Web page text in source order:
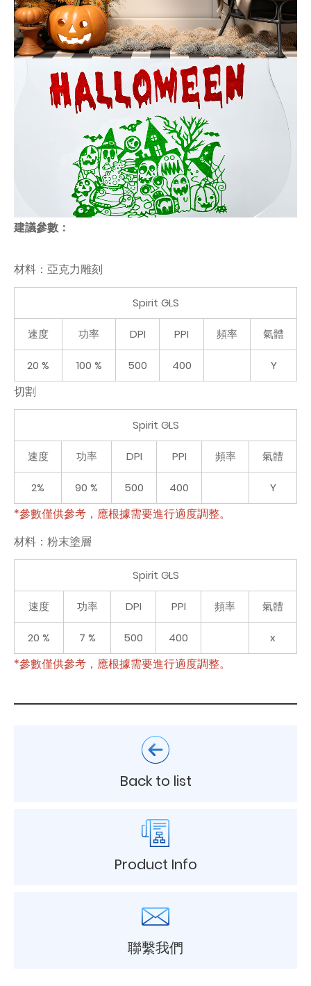
建議參數：
材料：亞克力雕刻
Spirit GLS
速度 功率 DPI PPI 頻率 氣體
20 % 100 % 500 400 Y
切割
Spirit GLS
速度 功率 DPI PPI 頻率 氣體
2% 90 % 500 400 Y
*參數僅供參考，應根據需要進行適度調整。
材料：粉末塗層
Spirit GLS
速度 功率 DPI PPI 頻率 氣體
20 % 7 % 500 400 x
*參數僅供參考，應根據需要進行適度調整。
Back to list
Product Info
聯繫我們